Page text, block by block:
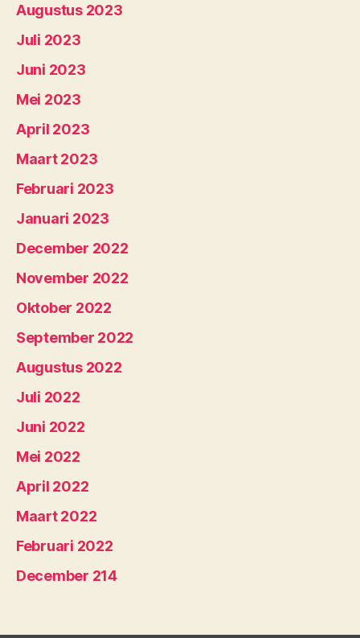
Augustus 2023
Juli 2023
Juni 2023
Mei 2023
April 2023
Maart 2023
Februari 2023
Januari 2023
December 2022
November 2022
Oktober 2022
September 2022
Augustus 2022
Juli 2022
Juni 2022
Mei 2022
April 2022
Maart 2022
Februari 2022
December 214